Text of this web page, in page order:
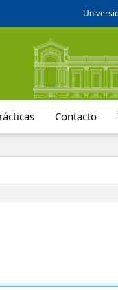
Contacto